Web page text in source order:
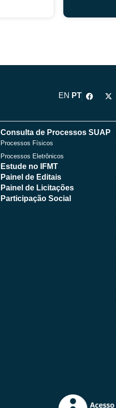
EN PT
F
a
b
o
o
X
-
i
t
Consulta de Processos SUAP
Processos Físicos
Processos Eletrônicos
Estude no IFMT
Painel de Editais
Painel de Licitações
Participação Social